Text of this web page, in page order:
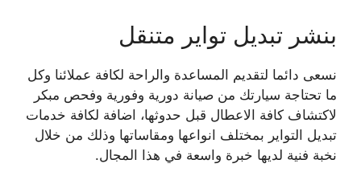
بنشر تبديل تواير متنقل
نسعى دائما لتقديم المساعدة والراحة لكافة عملائنا وكل
ما تحتاجة سيارتك من صيانة دورية وفورية وفحص مبكر
لاكتشاف كافة الاعطال قبل حدوثها، اضافة لكافة خدمات
تبديل التواير بمختلف انواعها ومقاساتها وذلك من خلال
نخبة فنية لديها خبرة واسعة في هذا المجال.